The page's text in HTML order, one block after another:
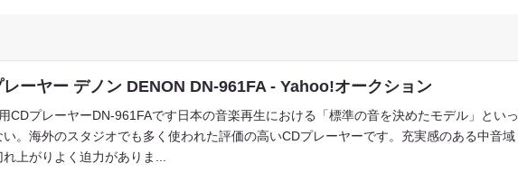
ーヤー デノン DENON DN-961FA - Yahoo!オークション
CDプレーヤーDN-961FAです日本の音楽再生における「標準の音を決めたモデル」といっ
い。海外のスタジオでも多く使われた評価の高いCDプレーヤーです。充実感のある中音域
上がりよく迫力がありま...